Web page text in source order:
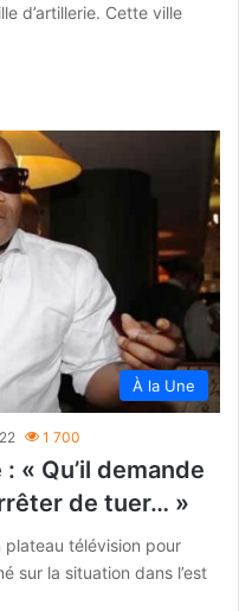
d’artillerie. Cette ville
À la Une
1 700
« Qu’il demande
de tuer… »
plateau télévision pour
sur la situation dans l’est